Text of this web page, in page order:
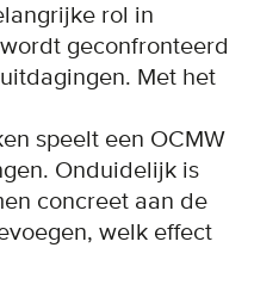
rol in
geconfronteerd
Met het
speelt een OCMW
Onduidelijk is
concreet aan de
welk effect